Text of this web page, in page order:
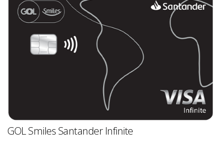
GOL Smiles Santander Infinite